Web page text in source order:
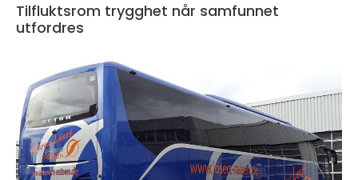
Tilfluktsrom trygghet når samfunnet
utfordres